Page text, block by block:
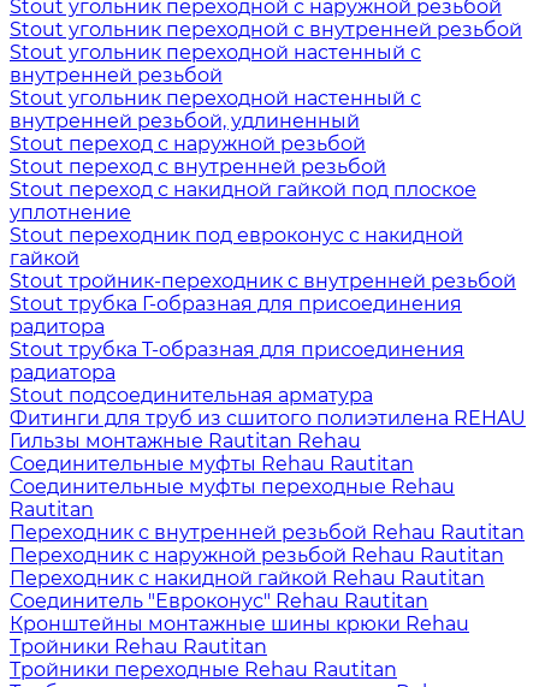
Stout угольник переходной с наружной резьбой
Stout угольник переходной с внутренней резьбой
Stout угольник переходной настенный с
внутренней резьбой
Stout угольник переходной настенный с
внутренней резьбой, удлиненный
Stout переход с наружной резьбой
Stout переход с внутренней резьбой
Stout переход с накидной гайкой под плоское
уплотнение
Stout переходник под евроконус с накидной
гайкой
Stout тройник-переходник с внутренней резьбой
Stout трубка Г-образная для присоединения
радитора
Stout трубка T-образная для присоединения
радиатора
Stout подсоединительная арматура
Фитинги для труб из сшитого полиэтилена REHAU
Гильзы монтажные Rautitan Rehau
Соединительные муфты Rehau Rautitan
Соединительные муфты переходные Rehau
Rautitan
Переходник с внутренней резьбой Rehau Rautitan
Переходник с наружной резьбой Rehau Rautitan
Переходник с накидной гайкой Rehau Rautitan
Соединитель "Евроконус" Rehau Rautitan
Кронштейны монтажные шины крюки Rehau
Тройники Rehau Rautitan
Тройники переходные Rehau Rautitan